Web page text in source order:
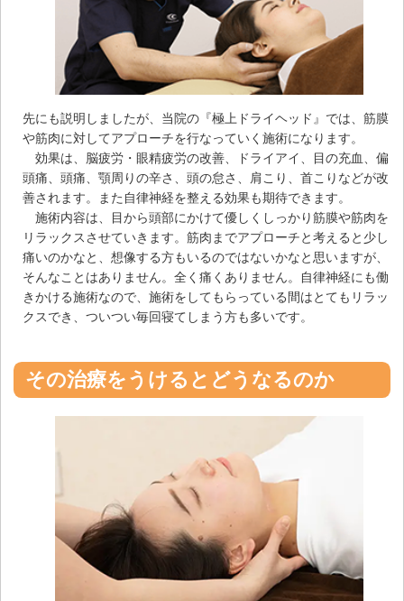
先にも説明しましたが、当院の『極上ドライヘッド』では、筋膜
や筋肉に対してアプローチを行なっていく施術になります。
効果は、脳疲労・眼精疲労の改善、ドライアイ、目の充血、偏
頭痛、頭痛、顎周りの辛さ、頭の怠さ、肩こり、首こりなどが改
善されます。また自律神経を整える効果も期待できます。
施術内容は、目から頭部にかけて優しくしっかり筋膜や筋肉を
リラックスさせていきます。筋肉までアプローチと考えると少し
痛いのかなと、想像する方もいるのではないかなと思いますが、
そんなことはありません。全く痛くありません。自律神経にも働
きかける施術なので、施術をしてもらっている間はとてもリラッ
クスでき、ついつい毎回寝てしまう方も多いです。
その治療をうけるとどうなるのか